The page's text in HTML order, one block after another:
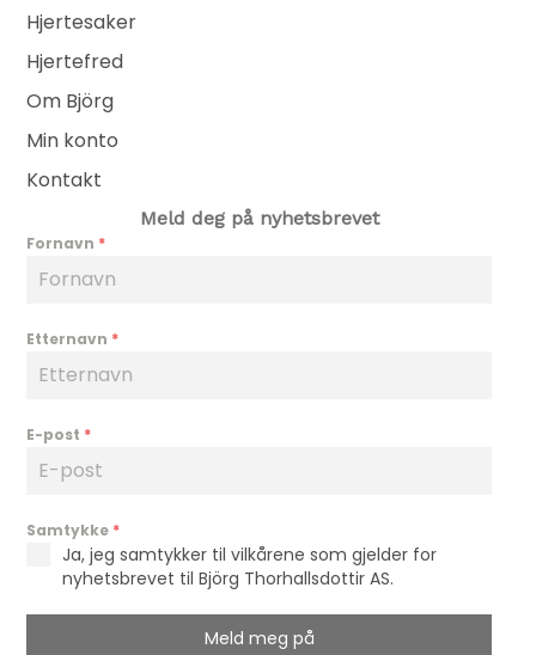
Hjertesaker
Hjertefred
Om Björg
Min konto
Kontakt
Meld deg på nyhetsbrevet
Fornavn *
Etternavn *
E-post *
Samtykke *
Ja, jeg samtykker til vilkårene som gjelder for
nyhetsbrevet til Björg Thorhallsdottir AS.
Meld meg på